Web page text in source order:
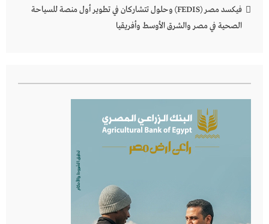
فيكسد مصر (FEDIS) وحلول تتشاركان في تطوير أول منصة للسياحة
الصحية في مصر والشرق الأوسط وأفريقيا